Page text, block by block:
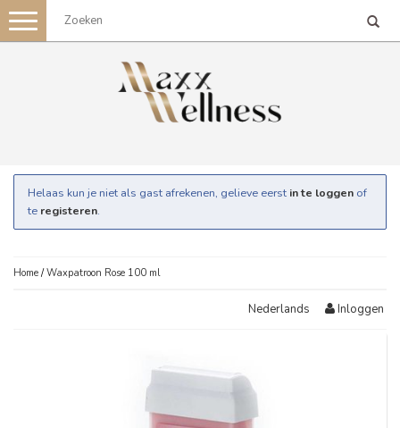
Toggle
navigation
Helaas kun je niet als gast afrekenen, gelieve eerst in te loggen of
te registeren.
Home /Waxpatroon Rose 100 ml
Nederlands Inloggen